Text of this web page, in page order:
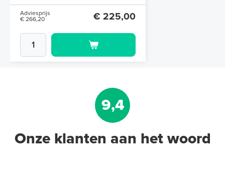
Adviesprijs
€ 266,20
€ 225,00
9,4
Onze klanten aan het woord